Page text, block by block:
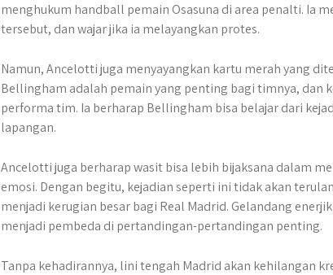
menghukum handball pemain Osasuna di area penalti. Ia
tersebut, dan wajar jika ia melayangkan protes.
Namun, Ancelotti juga menyayangkan kartu merah yang
Bellingham adalah pemain yang penting bagi timnya, dan
performa tim. Ia berharap Bellingham bisa belajar dari
lapangan.
Ancelotti juga berharap wasit bisa lebih bijaksana dalam
emosi. Dengan begitu, kejadian seperti ini tidak akan
menjadi kerugian besar bagi Real Madrid. Gelandang
menjadi pembeda di pertandingan-pertandingan penting.
Tanpa kehadirannya, lini tengah Madrid akan kehilangan